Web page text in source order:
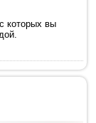
которых вы